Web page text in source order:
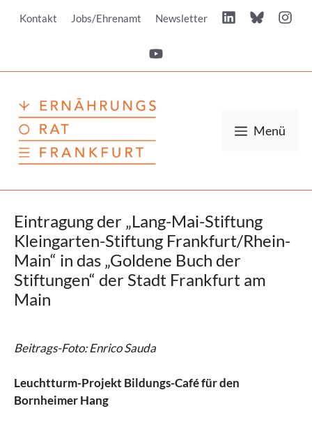
InhaltKontakt Jobs/Ehrenamt Newsletter
Menü
Eintragung der „Lang-Mai-Stiftung
Kleingarten-Stiftung Frankfurt/Rhein-
Main“ in das „Goldene Buch der
Stiftungen“ der Stadt Frankfurt am
Main
Beitrags-Foto: Enrico Sauda
Leuchtturm-Projekt Bildungs-Café für den
Bornheimer Hang